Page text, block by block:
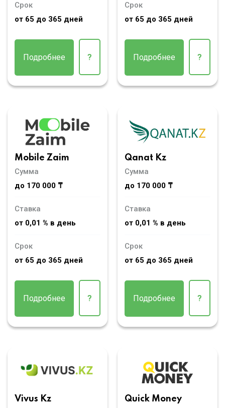
Срок
от 65 до 365 дней
Подробнее ?
Срок
от 65 до 365 дней
Подробнее ?
Mobile Zaim
Сумма
до 170 000 ₸
Ставка
от 0,01 % в день
Срок
от 65 до 365 дней
Подробнее ?
Qanat Kz
Сумма
до 170 000 ₸
Ставка
от 0,01 % в день
Срок
от 65 до 365 дней
Подробнее ?
Vivus Kz
Quick Money